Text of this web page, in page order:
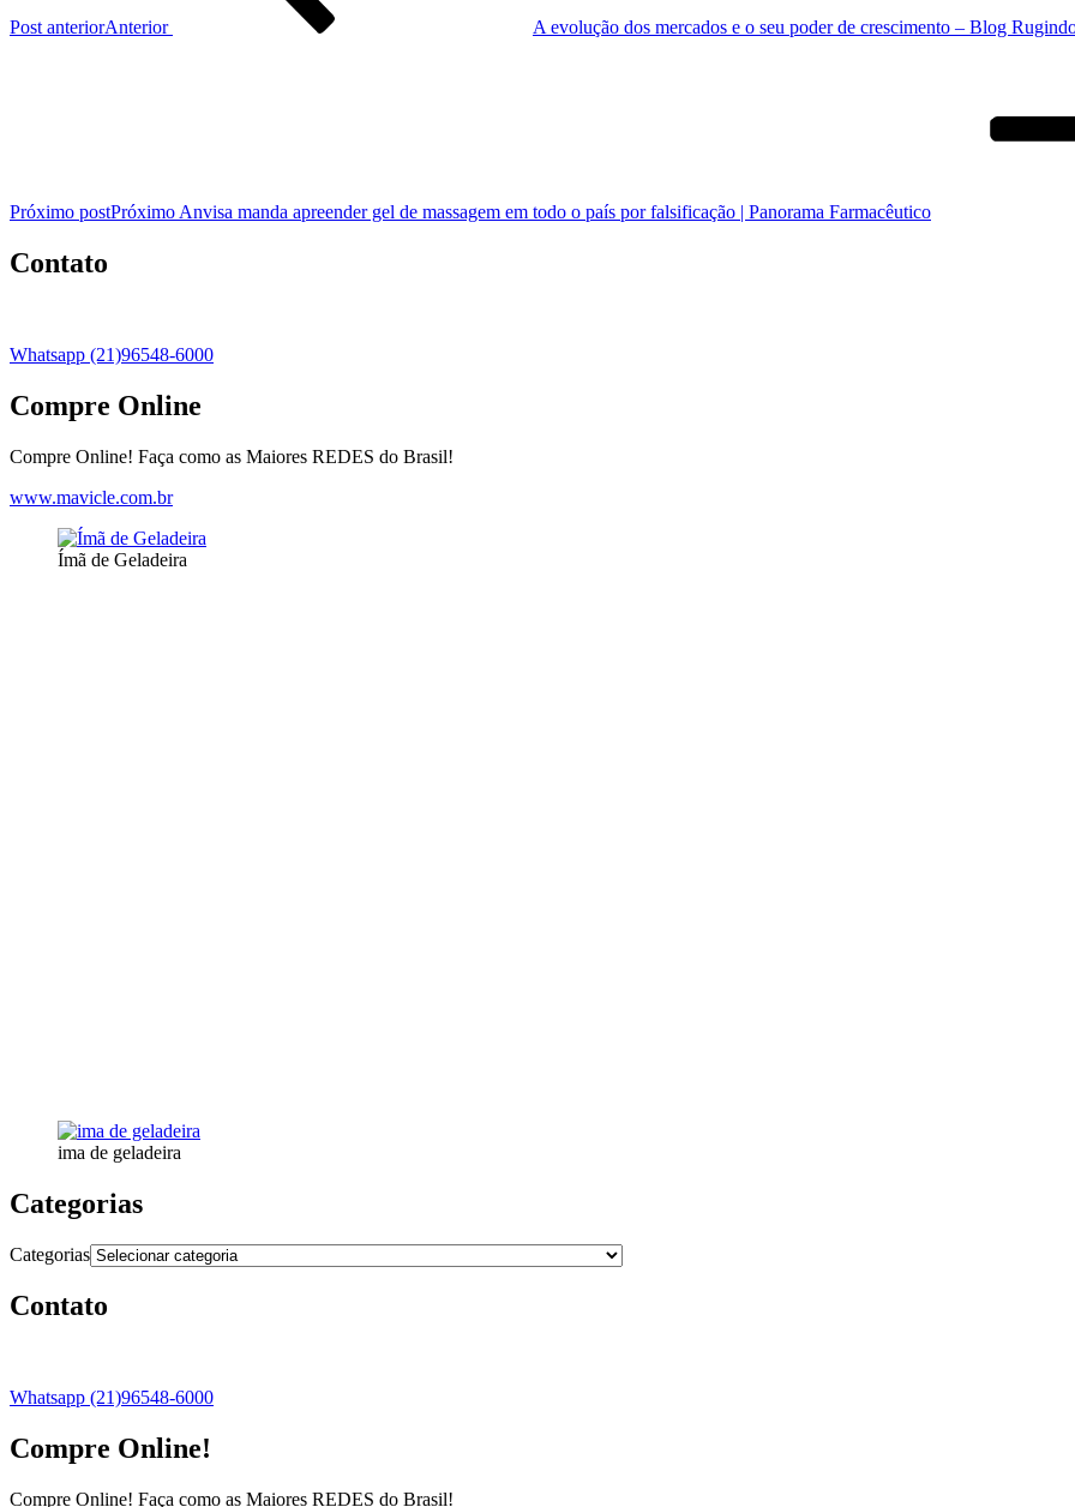
Post anteriorAnterior A evolução dos mercados e o seu poder de crescimento – Blog
Próximo postPróximo Anvisa manda apreender gel de massagem em todo o país por falsificação | Panorama Farmacêutico
Contato
Whatsapp (21)96548-6000
Compre Online
Compre Online! Faça como as Maiores REDES do Brasil!
www.mavicle.com.br
Ímã de Geladeira
ima de geladeira
Categorias
Categorias
Contato
Whatsapp (21)96548-6000
Compre Online!
Compre Online! Faça como as Maiores REDES do Brasil!